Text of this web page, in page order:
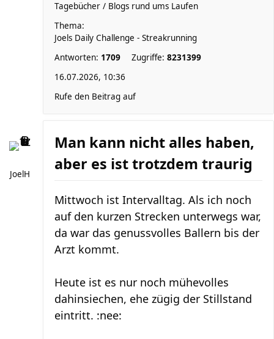
Tagebücher / Blogs rund ums Laufen
Thema:
Joels Daily Challenge - Streakrunning
Antworten: 1709 Zugriffe: 8231399
16.07.2026, 10:36
Rufe den Beitrag auf
JoelH
Man kann nicht alles haben,
aber es ist trotzdem traurig
Mittwoch ist Intervalltag. Als ich noch
auf den kurzen Strecken unterwegs war,
da war das genussvolles Ballern bis der
Arzt kommt.
Heute ist es nur noch mühevolles
dahinsiechen, ehe zügig der Stillstand
eintritt. :nee: